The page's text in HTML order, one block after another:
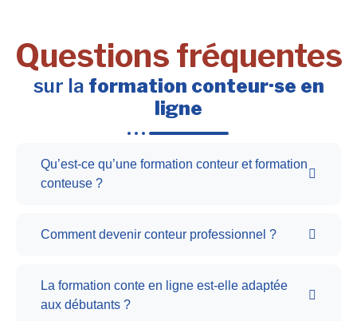
Questions fréquentes
sur la formation conteur·se en
ligne
Qu’est-ce qu’une formation conteur et formation
conteuse ?
Comment devenir conteur professionnel ?
La formation conte en ligne est-elle adaptée
aux débutants ?